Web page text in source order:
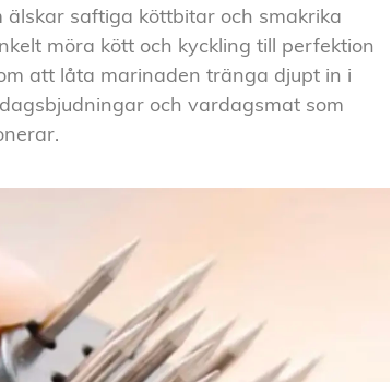
saftiga köttbitar och smakrika
möra kött och kyckling till perfektion
att låta marinaden tränga djupt in i
och vardagsmat som